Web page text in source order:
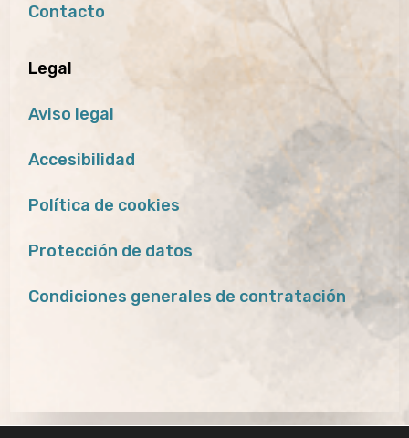
Contacto
Legal
Aviso legal
Accesibilidad
Política de cookies
Protección de datos
Condiciones generales de contratación